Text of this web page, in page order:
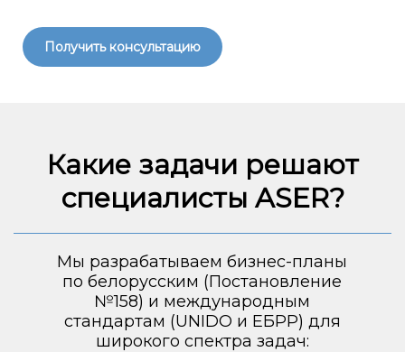
Получить консультацию
Какие задачи решают
специалисты ASER?
Мы разрабатываем бизнес-планы
по белорусским (Постановление
№158) и международным
стандартам (UNIDO и ЕБРР) для
широкого спектра задач: